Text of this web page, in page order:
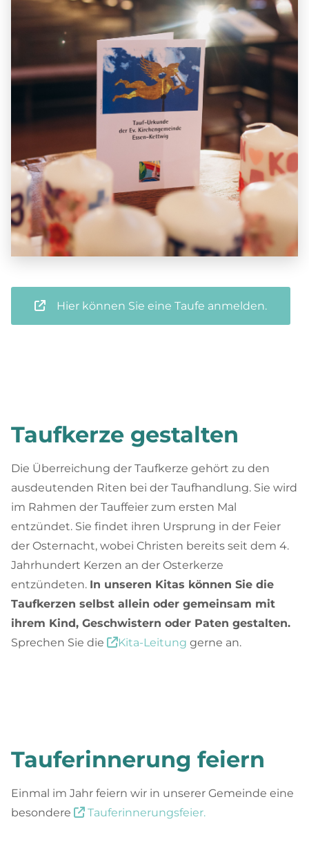
Hier können Sie eine Taufe anmelden.
Taufkerze gestalten
Die Überreichung der Taufkerze gehört zu den
ausdeutenden Riten bei der Taufhandlung. Sie wird
im Rahmen der Tauffeier zum ersten Mal
entzündet. Sie findet ihren Ursprung in der Feier
der Osternacht, wobei Christen bereits seit dem 4.
Jahrhundert Kerzen an der Osterkerze
entzündeten. In unseren Kitas können Sie die
Taufkerzen selbst allein oder gemeinsam mit
ihrem Kind, Geschwistern oder Paten gestalten.
Sprechen Sie die Kita-Leitung gerne an.
Tauferinnerung feiern
Einmal im Jahr feiern wir in unserer Gemeinde eine
besondere  Tauferinnerungsfeier.